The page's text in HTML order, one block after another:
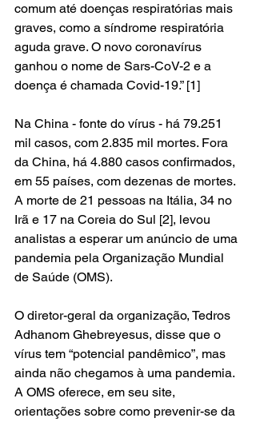
comum até doenças respiratórias mais
graves, como a síndrome respiratória
aguda grave. O novo coronavírus
ganhou o nome de Sars-CoV-2 e a
doença é chamada Covid-19.” [1]
Na China - fonte do vírus - há 79.251
mil casos, com 2.835 mil mortes. Fora
da China, há 4.880 casos confirmados,
em 55 países, com dezenas de mortes.
A morte de 21 pessoas na Itália, 34 no
Irã e 17 na Coreia do Sul [2], levou
analistas a esperar um anúncio de uma
pandemia pela Organização Mundial
de Saúde (OMS).
O diretor-geral da organização, Tedros
Adhanom Ghebreyesus, disse que o
vírus tem “potencial pandêmico”, mas
ainda não chegamos à uma pandemia.
A OMS oferece, em seu site,
orientações sobre como prevenir-se da